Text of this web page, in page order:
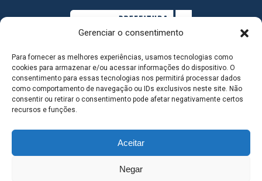
Gerenciar o consentimento
Para fornecer as melhores experiências, usamos tecnologias como
cookies para armazenar e/ou acessar informações do dispositivo. O
consentimento para essas tecnologias nos permitirá processar dados
como comportamento de navegação ou IDs exclusivos neste site. Não
consentir ou retirar o consentimento pode afetar negativamente certos
recursos e funções.
Aceitar
Negar
MAPA DO SITE
SEDE DO ADMINISTRATIVO MUNICIPAL - Avenida